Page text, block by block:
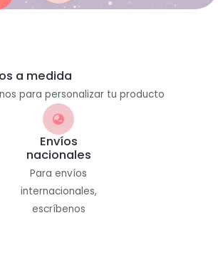
a medida
para personalizar tu producto
Envíos
nacionales
Para envíos
internacionales,
escríbenos